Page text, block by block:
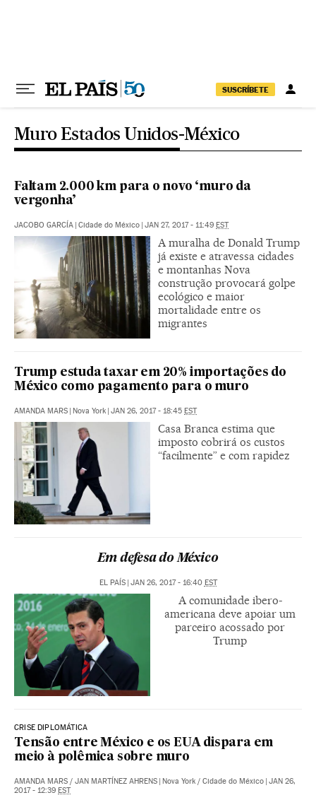
SUSCRÍBETE
Muro Estados Unidos-México
Faltam 2.000 km para o novo ‘muro da
vergonha’
JACOBO GARCÍA | Cidade do México | JAN 27, 2017 - 11:49 EST
A muralha de Donald Trump
já existe e atravessa cidades
e montanhas Nova
construção provocará golpe
ecológico e maior
mortalidade entre os
migrantes
Trump estuda taxar em 20% importações do
México como pagamento para o muro
AMANDA MARS | Nova York | JAN 26, 2017 - 18:45 EST
Casa Branca estima que
imposto cobrirá os custos
“facilmente” e com rapidez
Em defesa do México
EL PAÍS | JAN 26, 2017 - 16:40 EST
A comunidade ibero-
americana deve apoiar um
parceiro acossado por
Trump
CRISE DIPLOMÁTICA
Tensão entre México e os EUA dispara em
meio à polêmica sobre muro
AMANDA MARS / JAN MARTÍNEZ AHRENS | Nova York / Cidade do México | JAN 26,
2017 - 12:39 EST